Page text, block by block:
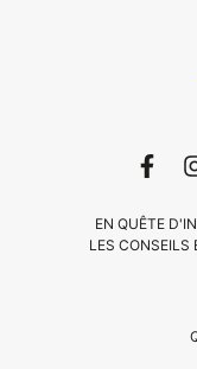
EN QUÊTE
LES CONSEILS